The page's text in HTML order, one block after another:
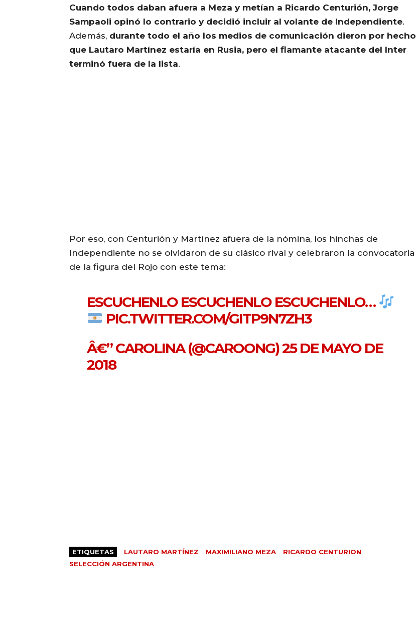
Cuando todos daban afuera a Meza y metían a Ricardo Centurión, Jorge
Sampaoli opinó lo contrario y decidió incluir al volante de Independiente.
Además, durante todo el año los medios de comunicación dieron por hecho
que Lautaro Martínez estaría en Rusia, pero el flamante atacante del Inter
terminó fuera de la lista.
Por eso, con Centurión y Martínez afuera de la nómina, los hinchas de
Independiente no se olvidaron de su clásico rival y celebraron la convocatoria
de la figura del Rojo con este tema:
ESCUCHENLO ESCUCHENLO ESCUCHENLO…
PIC.TWITTER.COM/GITP9N7ZH3
Â€” CAROLINA (@CAROONG)25 DE MAYO DE
2018
ETIQUETAS LAUTARO MARTÍNEZ MAXIMILIANO MEZA
RICARDO CENTURION
SELECCIÓN ARGENTINA